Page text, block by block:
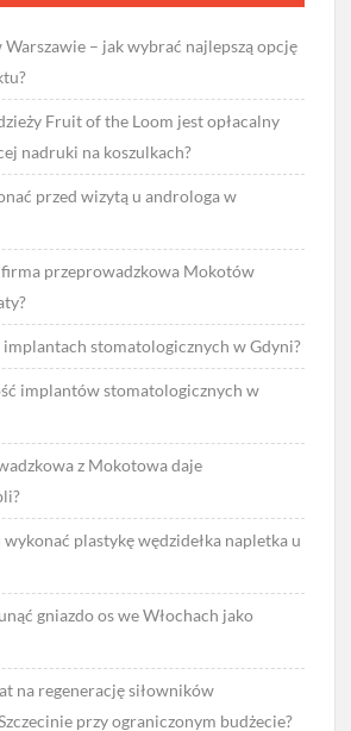
– jak wybrać najlepszą opcję
Fruit of the Loom jest opłacalny
nadruki na koszulkach?
przed wizytą u androloga w
firma przeprowadzkowa Mokotów
stomatologicznych w Gdyni?
implantów stomatologicznych w
z Mokotowa daje
plastykę wędzidełka napletka u
gniazdo os we Włochach jako
na regenerację siłowników
przy ograniczonym budżecie?